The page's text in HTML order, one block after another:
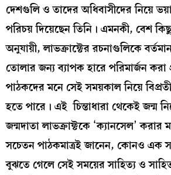
দেশগুলি ও তাদের অধিবাসীদের নিয়ে
পরিচয় দিয়েছেন তিনি। এমনকী, বেশ
অনুযায়ী, লাভক্রাফ্টের রচনাগুলিকে
তোলার জন্য ব্যাপক হারে পরিমার্জন
পাঠকদের মনে সেই সময়কাল নিয়ে
হতে পারে। এই চিন্তাধারা থেকেই জন্ম
জন্মদাতা লাভক্রাফ্টকে ‘ক্যানসেল’ করার
সচেতন পাঠকমাত্রই জানেন, কোনও এক
বুঝতে গেলে সেই সময়ের সাহিত্য ও